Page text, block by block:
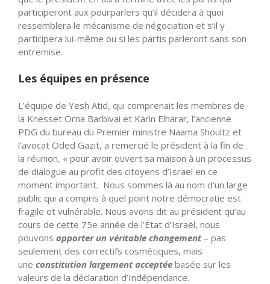
participeront aux pourparlers qu’il décidera à quoi
ressemblera le mécanisme de négociation et s’il y
participera lui-même ou si les partis parleront sans son
entremise.
Les équipes en présence
L’équipe de Yesh Atid, qui comprenait les membres de
la Knesset Orna Barbivai et Karin Elharar, l’ancienne
PDG du bureau du Premier ministre Naama Shoultz et
l’avocat Oded Gazit, a remercié le président à la fin de
la réunion, « pour avoir ouvert sa maison à un processus
de dialogue au profit des citoyens d’Israël en ce
moment important. Nous sommes là au nom d’un large
public qui a compris à quel point notre démocratie est
fragile et vulnérable. Nous avons dit au président qu’au
cours de cette 75e année de l’État d’Israël, nous
pouvons apporter un véritable changement– pas
seulement des correctifs cosmétiques, mais
une constitution largement acceptée basée sur les
valeurs de la déclaration d’Indépendance.